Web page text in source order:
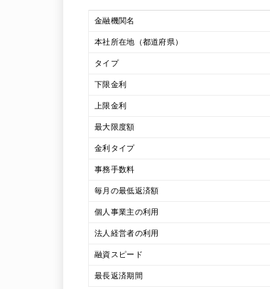
金融機関名
本社所在地（都道府県）
タイプ
下限金利
上限金利
最大限度額
金利タイプ
事務手数料
毎月の最低返済額
個人事業主の利用
法人経営者の利用
融資スピード
最長返済期間